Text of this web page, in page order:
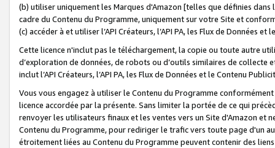
(b) utiliser uniquement les Marques d'Amazon [telles que définies dans
cadre du Contenu du Programme, uniquement sur votre Site et
(c) accéder à et utiliser l’API Créateurs, l’API PA, les Flux de Données
Cette licence n'inclut pas le téléchargement, la copie ou toute autre
d’exploration de données, de robots ou d’outils similaires de
inclut l’API Créateurs, l’API PA, les Flux de Données et le Contenu
Vous vous engagez à utiliser le Contenu du Programme
licence accordée par la présente. Sans limiter la portée de ce qui
renvoyer les utilisateurs finaux et les ventes vers un Site d'Amazon et
Contenu du Programme, pour rediriger le trafic vers toute page d'un
étroitement liées au Contenu du Programme peuvent contenir des